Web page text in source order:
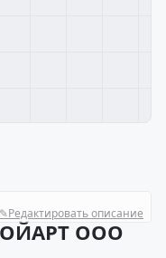
✎Редактировать описание
ООО